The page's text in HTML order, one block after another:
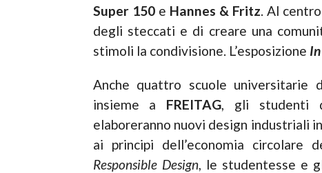
Super 150e Hannes & Fritz. Al
degli steccati e di creare una
stimoli la condivisione. L’esposizione
Anche quattro scuole universitarie
insieme a FREITAG, gli studenti
elaboreranno nuovi design industriali
ai principi dell’economia
Responsible Design, le studentesse e